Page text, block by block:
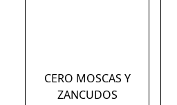
CERO MOSCAS Y
ZANCUDOS